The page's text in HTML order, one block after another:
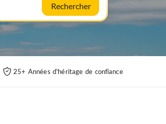
Rechercher
25+ Années d'héritage de confiance